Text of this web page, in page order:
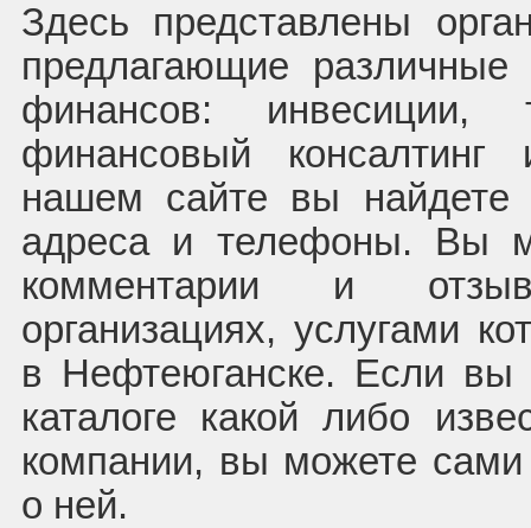
Здесь представлены
предлагающие
финансов: инвесиции,
финансовый
нашем сайте вы найдете
адреса и телефоны. Вы
комментарии и
организациях, услугами
в Нефтеюганске. Если
каталоге какой либо
компании, вы можете
о ней.